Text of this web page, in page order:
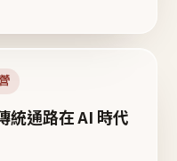
統通路在 AI 時代